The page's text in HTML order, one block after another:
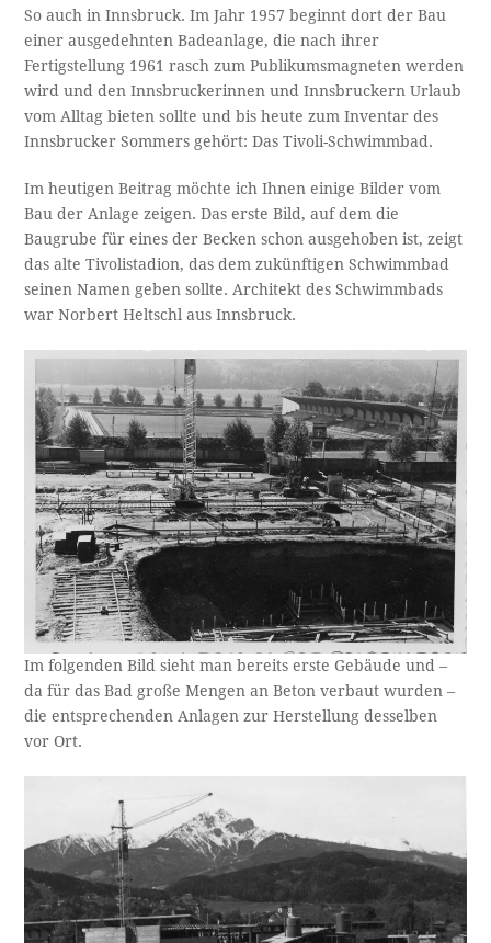
So auch in Innsbruck. Im Jahr 1957 beginnt dort der Bau
einer ausgedehnten Badeanlage, die nach ihrer
Fertigstellung 1961 rasch zum Publikumsmagneten werden
wird und den Innsbruckerinnen und Innsbruckern Urlaub
vom Alltag bieten sollte und bis heute zum Inventar des
Innsbrucker Sommers gehört: Das Tivoli-Schwimmbad.
Im heutigen Beitrag möchte ich Ihnen einige Bilder vom
Bau der Anlage zeigen. Das erste Bild, auf dem die
Baugrube für eines der Becken schon ausgehoben ist, zeigt
das alte Tivolistadion, das dem zukünftigen Schwimmbad
seinen Namen geben sollte. Architekt des Schwimmbads
war Norbert Heltschl aus Innsbruck.
Im folgenden Bild sieht man bereits erste Gebäude und –
da für das Bad große Mengen an Beton verbaut wurden –
die entsprechenden Anlagen zur Herstellung desselben
vor Ort.